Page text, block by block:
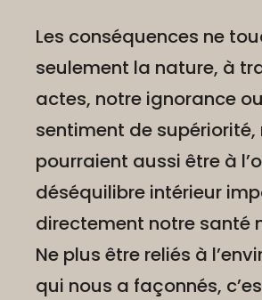
Les conséquences ne
seulement la nature, à
actes, notre ignorance
sentiment de supériorité,
pourraient aussi être à
déséquilibre intérieur
directement notre santé
Ne plus être reliés à
qui nous a façonnés,